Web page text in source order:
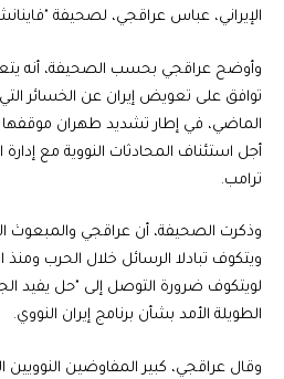
الإيراني، عباس عراقجي، لصحيفة
وأوضح عراقجي بحسب الصحيفة، أنه
توافق على تعويض إيران عن الخسائر
الماضي، في إطار تشديد طهران
أجل استئناف المحادثات النووية مع إدارة
ترامب.
وذكرت الصحيفة، أن عراقجي والمبعوث
ويتكوف تبادلا الرسائل خلال الحرب ومنذ
لويتكوف ضرورة التوصل إلى "حل يفيد
الطويلة الأمد بشأن برنامج إيران النووي.
وقال عراقجي، كبير المفاوضين النوويين